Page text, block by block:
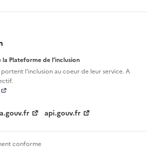
Plateforme de l’inclusion
l'inclusion aucoeur de leur service. A
api.gouv.fr
conforme